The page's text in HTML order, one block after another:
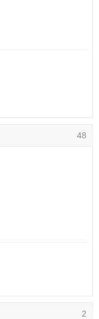
纸|水性多彩漆|艺术
48
2